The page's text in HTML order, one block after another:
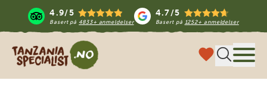
4.9/5
Basert på 4833+ anmeldelser
4.7/5
Basert på 1252+ anmeldelser
Tanzania Specialist